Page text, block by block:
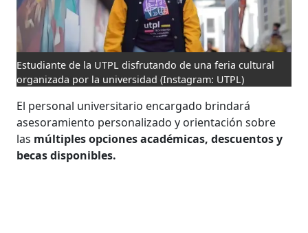
Estudiante de la UTPL disfrutando de una feria cultural
organizada por la universidad (Instagram: UTPL)
El personal universitario encargado brindará
asesoramiento personalizado y orientación sobre
las múltiples opciones académicas, descuentos y
becas disponibles.